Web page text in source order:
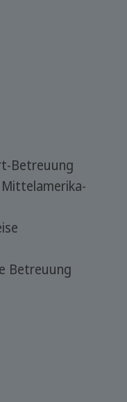
Betreuung
Betreuung